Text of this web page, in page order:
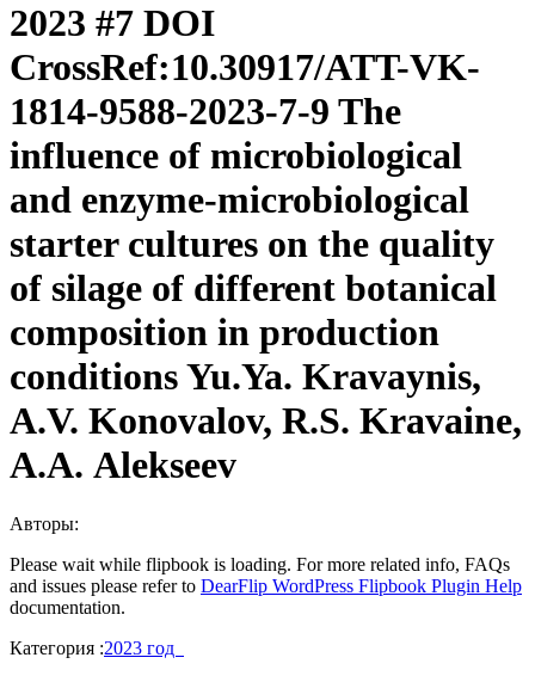
2023 #7 DOI
CrossRef:10.30917/ATT-VK-
1814-9588-2023-7-9 The
influence of microbiological
and enzyme-microbiological
starter cultures on the quality
of silage of different botanical
composition in production
conditions Yu.Ya. Kravaynis,
A.V. Konovalov, R.S. Kravaine,
А.А. Аlekseev
Авторы:
Please wait while flipbook is loading. For more related info, FAQs
and issues please refer to DearFlip WordPress Flipbook Plugin Help
documentation.
Категория :2023 год